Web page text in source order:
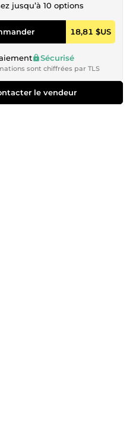
jusqu’à 10 options
18,81 $US
Sécurisé
sont chiffrées par TLS
le vendeur